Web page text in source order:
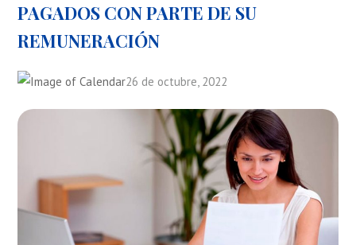
PAGADOS CON PARTE DE SU
REMUNERACIÓN
26 de octubre, 2022